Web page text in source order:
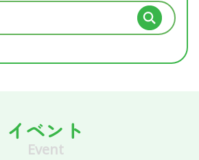
イベント
Event